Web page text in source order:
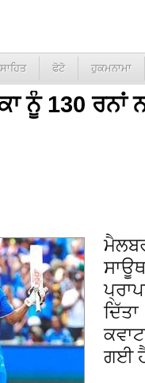
ਸਾਹਿਤ ਫੋਟੋ ਹੁਕਮਨਾਮਾ
ਨੂੰ 130 ਰਨਾਂ
ਗਈ